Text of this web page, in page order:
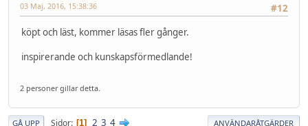
#12
03 Maj, 2016, 15:38:36
köpt och läst, kommer läsas fler gånger.
inspirerande och kunskapsförmedlande!
2 personer gillar detta.
GÅ UPP Sidor 1 2 3 4 ANVÄNDARÅTGÄRDER